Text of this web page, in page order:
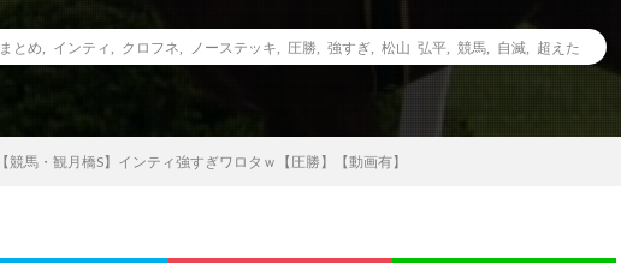
まとめ インティ クロフネ ノーステッキ 圧勝 強すぎ 松山 弘平 競馬 自滅 超えた
【競馬・観月橋S】インティ強すぎワロタｗ【圧勝】【動画有】